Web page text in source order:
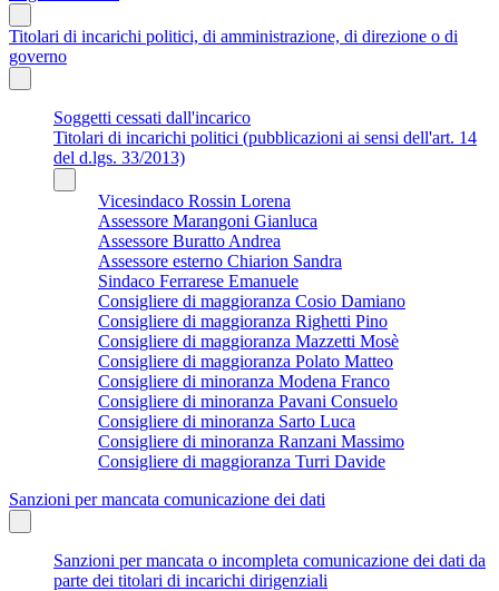
Titolari di incarichi politici, di amministrazione, di direzione o di
governo
Soggetti cessati dall'incarico
Titolari di incarichi politici (pubblicazioni ai sensi dell'art. 14
del d.lgs. 33/2013)
Vicesindaco Rossin Lorena
Assessore Marangoni Gianluca
Assessore Buratto Andrea
Assessore esterno Chiarion Sandra
Sindaco Ferrarese Emanuele
Consigliere di maggioranza Cosio Damiano
Consigliere di maggioranza Righetti Pino
Consigliere di maggioranza Mazzetti Mosè
Consigliere di maggioranza Polato Matteo
Consigliere di minoranza Modena Franco
Consigliere di minoranza Pavani Consuelo
Consigliere di minoranza Sarto Luca
Consigliere di minoranza Ranzani Massimo
Consigliere di maggioranza Turri Davide
Sanzioni per mancata comunicazione dei dati
Sanzioni per mancata o incompleta comunicazione dei dati da
parte dei titolari di incarichi dirigenziali